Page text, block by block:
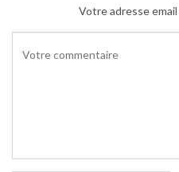
Votre adresse